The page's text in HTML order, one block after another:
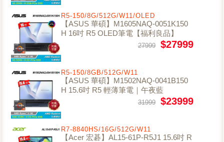
R5-150/8G/512G/W11/OLED
【ASUS 華碩】M1605NAQ-0051K150
H 16吋 R5 OLED筆電【福利良品】
27999 $27999
R5-150/8GB/512G/W11
【ASUS 華碩】M1502NAQ-0041B150
H 15.6吋 R5 輕薄筆電｜午夜藍
31999 $23999
R7-8840HS/16G/512G/W11
【Acer 宏碁】AL15-61P-R5J1 15.6吋 R